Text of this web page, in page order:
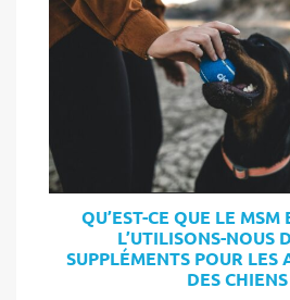
QU’EST-CE QUE LE
L’UTILISONS-NOUS
SUPPLÉMENTS POUR LES
DES